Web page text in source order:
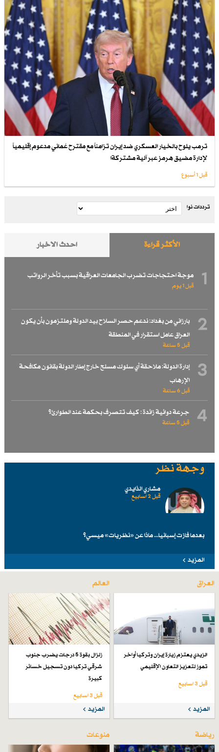
ترمب يلوح بالخيار العسكري ضد إيران تزامناً مع مقترح عُماني مدعوم إقليمياً
لإدارة مضيق هرمز عبر آلية مشتركةا
قبل 1 أسبوع
ترددات نوا
الأكثر قراءة احدث الاخبار
1 موجة احتجاجات تضرب الجامعات العراقية بسبب تأخر الرواتب
قبل 1 یوم
2
بارزاني من بغداد: ندعم حصر السلاح بيد الدولة وملتزمون بأن يكون
العراق عامل استقرار في المنطقة
قبل 5 ساعة
3
إدارة الدولة: ملاحقة أي سلوك مسلح خارج إطار الدولة بقانون مكافحة
الإرهاب
قبل 6 ساعة
4 جرعة دوائية زائدة : كيف تتصرف بحكمة عند الطوارئ؟
قبل 5 ساعة
وجهة نظر
مشاري الذايدي
قبل 2 اسابیع
بعدما فازت إسبانيا... ماذا عن «نظريات» ميسي؟
المزيد
العراق
الزيدي يعتزم زيارة إيران وتركيا أواخر
تموز لتعزيز التعاون الإقليمي
قبل 3 اسابیع
المزيد
العالم
زلزال بقوة 5 درجات يضرب جنوب
شرقي تركيا دون تسجيل خسائر
كبيرة
قبل 3 اسابیع
المزيد
رياضة منوعات